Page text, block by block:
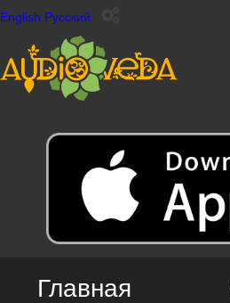
English Русский
Главная